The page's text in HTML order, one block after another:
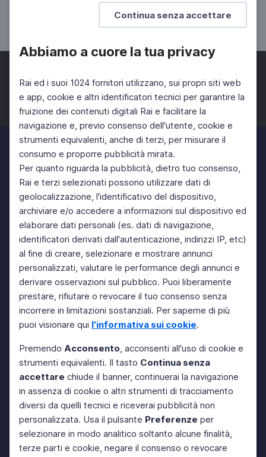
Continua senza accettare
Abbiamo a cuore la tua privacy
Rai ed i suoi 1024 fornitori utilizzano, sui propri siti web
e app, cookie e altri identificatori tecnici per garantire la
fruizione dei contenuti digitali Rai e facilitare la
navigazione e, previo consenso dell'utente, cookie e
strumenti equivalenti, anche di terzi, per misurare il
consumo e proporre pubblicità mirata.
Per quanto riguarda la pubblicità, dietro tuo consenso,
Rai e terzi selezionati possono utilizzare dati di
geolocalizzazione, l'identificativo del dispositivo,
archiviare e/o accedere a informazioni sul dispositivo ed
elaborare dati personali (es. dati di navigazione,
identificatori derivati dall'autenticazione, indirizzi IP, etc)
al fine di creare, selezionare e mostrare annunci
personalizzati, valutare le performance degli annunci e
derivare osservazioni sul pubblico. Puoi liberamente
prestare, rifiutare o revocare il tuo consenso senza
incorrere in limitazioni sostanziali. Per saperne di più
puoi visionare qui l'informativa sui cookie.
Premendo Acconsento, acconsenti all'uso di cookie e
strumenti equivalenti. Il tasto Continua senza
accettare chiude il banner, continuerai la navigazione
in assenza di cookie o altri strumenti di tracciamento
diversi da quelli tecnici e riceverai pubblicità non
personalizzata. Usa il pulsante Preferenze per
selezionare in modo analitico soltanto alcune finalità,
terze parti e cookie, negare il consenso o revocare
SCUOLA SECONDARIA 2°
Facebook Twitter Instagram